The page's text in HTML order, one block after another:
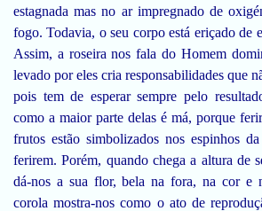
estagnada mas no ar impregnado de
fogo. Todavia, o seu corpo está eriçado de
Assim, a roseira nos fala do Homem
levado por eles cria responsabilidades que
pois tem de esperar sempre pelo
como a maior parte delas é má, porque
frutos estão simbolizados nos espinhos
ferirem. Porém, quando chega a altura de
dá-nos a sua flor, bela na fora, na cor e
corola mostra-nos como o ato de